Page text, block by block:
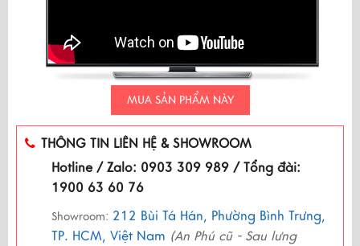
MUA SẢN PHẨM NÀY
THÔNG TIN LIÊN HỆ & SHOWROOM
Hotline / Zalo: 0903 309 989 / Tổng đài:
1900 63 60 76
Showroom: 212 Bùi Tá Hán, Phường Bình Trưng,
TP. HCM, Việt Nam (An Phú cũ - Sau lưng